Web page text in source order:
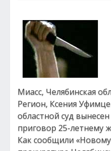
Миасс, Челябинская
Регион, Ксения
областной суд
приговор 25-летнему
Как сообщили